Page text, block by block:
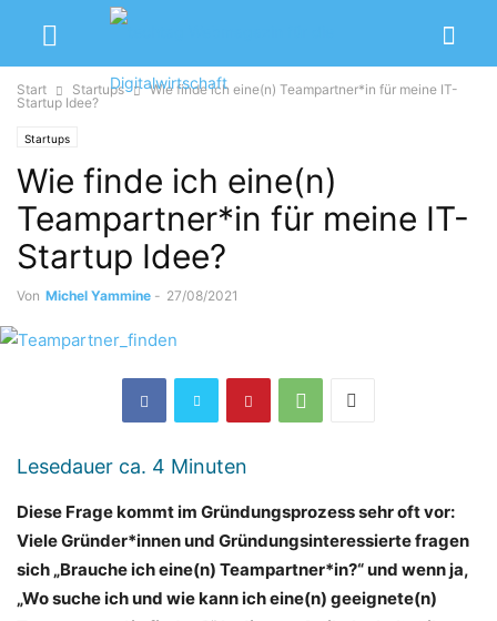
Start Startups
Wie finde ich eine(n) Teampartner*in für meine IT-
Startup Idee?
Startups
Wie finde ich eine(n)
Teampartner*in für meine IT-
Startup Idee?
Von Michel Yammine - 27/08/2021
Lesedauer ca. 4 Minuten
Diese Frage kommt im Gründungsprozess sehr oft vor:
Viele Gründer*innen und Gründungsinteressierte fragen
sich „Brauche ich eine(n) Teampartner*in?“ und wenn ja,
„Wo suche ich und wie kann ich eine(n) geeignete(n)